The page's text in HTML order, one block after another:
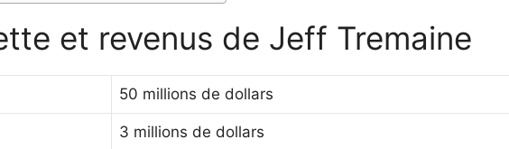
et revenus de Jeff Tremaine
50 millions de dollars
3 millions de dollars